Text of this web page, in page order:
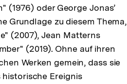
(1976) oder George Jonas’
Grundlage zu diesem Thema,
(2007), Jean Matterns
(2019). Ohne auf ihren
Werken gemein, dass sie
Ereignis